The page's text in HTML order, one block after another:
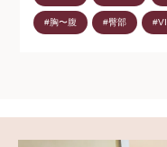
#胸〜腹 #臀部